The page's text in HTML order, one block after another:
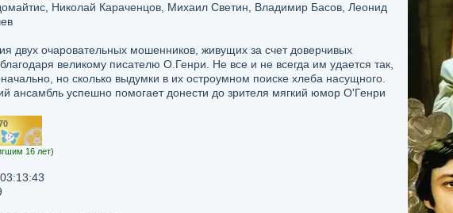
Николай Караченцов, Михаил Светин, Владимир Басов, Леонид
двух очаровательных мошенников, живущих за счет доверчивых
великому писателю О.Генри. Не все и не всегда им удается так,
но сколько выдумки в их остроумном поиске хлеба насущного.
ансамбль успешно помогает донести до зрителя мягкий юмор О'Генри
16 лет)
03:13:43